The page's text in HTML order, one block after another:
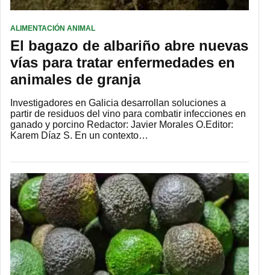
ALIMENTACIÓN ANIMAL
El bagazo de albariño abre nuevas
vías para tratar enfermedades en
animales de granja
Investigadores en Galicia desarrollan soluciones a
partir de residuos del vino para combatir infecciones en
ganado y porcino Redactor: Javier Morales O.Editor:
Karem Díaz S. En un contexto…